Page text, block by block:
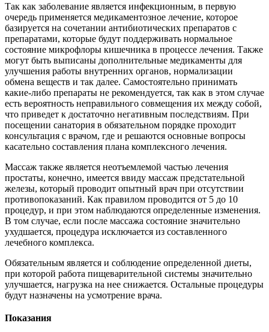
Так как заболевание является инфекционным, в первую
очередь применяется медикаментозное лечение, которое
базируется на сочетании антибиотических препаратов с
препаратами, которые будут поддерживать нормальное
состояние микрофлоры кишечника в процессе лечения. Также
могут быть выписаны дополнительные медикаменты для
улучшения работы внутренних органов, нормализации
обмена веществ и так далее. Самостоятельно принимать
какие-либо препараты не рекомендуется, так как в этом случае
есть вероятность неправильного совмещения их между собой,
что приведет к достаточно негативным последствиям. При
посещении санатория в обязательном порядке проходит
консультация с врачом, где и решаются основные вопросы
касательно составления плана комплексного лечения.
Массаж также является неотъемлемой частью лечения
простаты, конечно, имеется ввиду массаж предстательной
железы, который проводит опытный врач при отсутствии
противопоказаний. Как правилом проводится от 5 до 10
процедур, и при этом наблюдаются определенные изменения.
В том случае, если после массажа состояние значительно
ухудшается, процедура исключается из составленного
лечебного комплекса.
Обязательным является и соблюдение определенной диеты,
при которой работа пищеварительной системы значительно
улучшается, нагрузка на нее снижается. Остальные процедуры
будут назначены на усмотрение врача.
Показания